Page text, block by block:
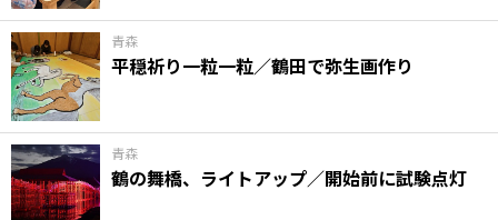
青森
平穏祈り一粒一粒／鶴田で弥生画作り
青森
鶴の舞橋、ライトアップ／開始前に試験点灯